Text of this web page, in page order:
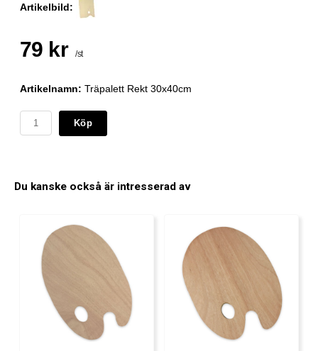
Artikelbild:
79 kr /st
Artikelnamn: Träpalett Rekt 30x40cm
Köp
Du kanske också är intresserad av